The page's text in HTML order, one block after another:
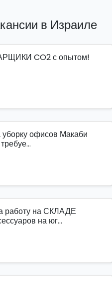
в Израиле
CO2 с опытом!
офисов Макаби
работу на СКЛАДЕ
на юг...